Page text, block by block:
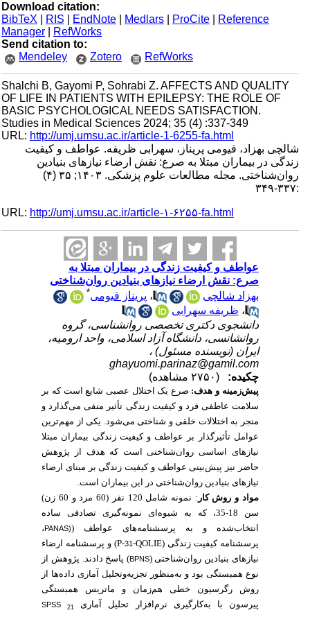
Download citation:
BibTeX
| RIS |EndNote |Medlars |ProCite |Reference
Manager
|RefWorks
Send citation to:
Mendeley
Zotero RefWorks
Shalchi B, Gayomi P, Sohrabi Z. AFFECTS AND QUALITY
OF LIFE IN PATIENTS WITH EPILEPSY: THE ROLE OF
BASIC PSYCHOLOGICAL NEEDS SATISFACTION.
Studies in Medical Sciences 2024; 35 (4) :337-349
URL:http://umj.umsu.ac.ir/article-1-6255-fa.html
شالچی بهزاد، قیومی پریناز، سهرابی ظریفه. عواطف و کیفیت
زندگی در بیماران مبتلا به صرع: نقش ارضاء نیازهای بنیادین
روان‌شناختی. مجله مطالعات علوم پزشکی. ۱۴۰۳; ۳۵ (۴)
URL:http://umj.umsu.ac.ir/article-۱-۶۲۵۵-fa.html
عواطف و کیفیت زندگی در بیماران مبتلا به
صرع: نقش ارضاء نیازهای بنیادین روان‌شناختی
بهزاد شالچی
،پریناز قیومی
،ظریفه سهرابی
دانشجوی دکتری تخصصی روانشناسی، گروه
روانشانسی، دانشگاه آزاد اسلامی، واحد ارومیه،
ایران (نویسنده مسئول) ،
ghayuomi.parinaz@gamil.com
چکیده:
پیش‌زمینه و هدف:صرع یک اختلال عصبی شایع است که بر
سلامت عاطفی فرد و کیفیت زندگی تأثیر منفی می‌گذارد و
منجر به اختلالات خلقی و شناختی می‌شود. یکی از مهم‌ترین
عوامل تأثیرگذار بر عواطف و کیفیت زندگی بیماران مبتلا
نیازهای اساسی روان‌شناختی است که هدف از پژوهش
ضر نیز پیش‌بینی عواطف و کیفیت زندگی بر مبنای ارضاء
نیازهای بنیادین روان‌شناختی در این بیماران است.
مواد و روش‌ کار: نمونه شامل 120 نفر (60
مرد و 60 زن)
سن 18-35، که به شیوه‌ای نمونه‌گیری تصادفی ساده
انتخاب‌شده و به پرسشنامه‌های عواطف (
،
پرسشنامه کیفیت زندگی (P-
31-QOLIE)
و پرسشنامه ارضاء
نیازهای بنیادین روان‌شناختی ( BPNS
)پاسخ دادند. پژوهش از
نوع همبستگی بود و به‌منظور تجزیه‌وتحلیل آماری داده‌ها از
روشرگرسیون خطی هم‌زمانو ماتریس همبستگی
پیرسون با به‌کارگیری نرم‌افزار تحلیل آماری
SPSS 21